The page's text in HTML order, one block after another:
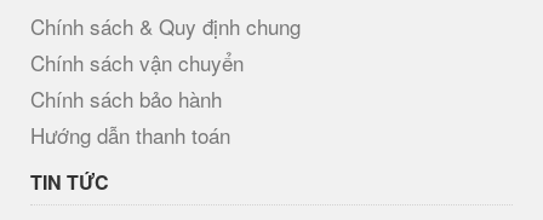
Chính sách & Quy định chung
Chính sách vận chuyển
Chính sách bảo hành
Hướng dẫn thanh toán
TIN TỨC